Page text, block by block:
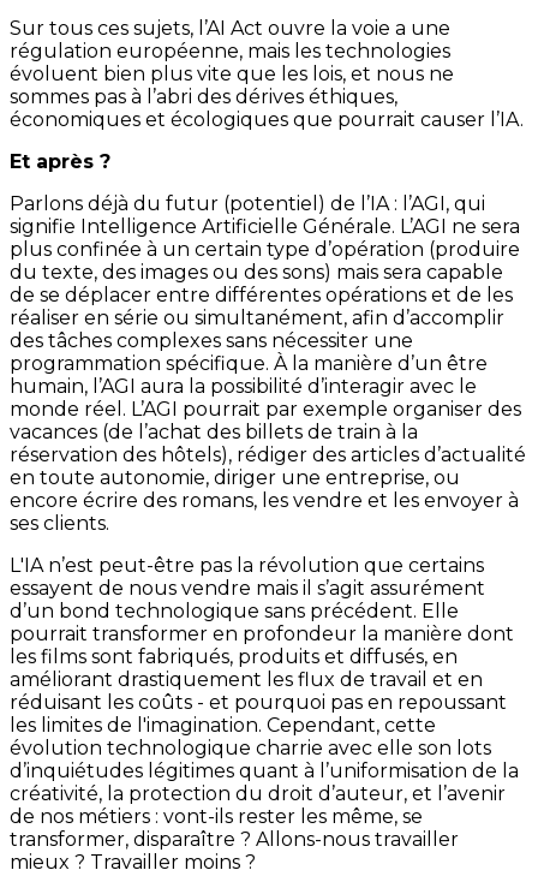
Sur tous ces sujets, l’AI Act ouvre la voie a une
régulation européenne, mais les technologies
évoluent bien plus vite que les lois, et nous ne
sommes pas à l’abri des dérives éthiques,
économiques et écologiques que pourrait causer l’IA.
Et après ?
Parlons déjà du futur (potentiel) de l’IA : l’AGI, qui
signifie Intelligence Artificielle Générale. L’AGI ne sera
plus confinée à un certain type d’opération (produire
du texte, des images ou des sons) mais sera capable
de se déplacer entre différentes opérations et de les
réaliser en série ou simultanément, afin d’accomplir
des tâches complexes sans nécessiter une
programmation spécifique. À la manière d’un être
humain, l’AGI aura la possibilité d’interagir avec le
monde réel. L’AGI pourrait par exemple organiser des
vacances (de l’achat des billets de train à la
réservation des hôtels), rédiger des articles d’actualité
en toute autonomie, diriger une entreprise, ou
encore écrire des romans, les vendre et les envoyer à
ses clients.
L'IA n’est peut-être pas la révolution que certains
essayent de nous vendre mais il s’agit assurément
d’un bond technologique sans précédent. Elle
pourrait transformer en profondeur la manière dont
les films sont fabriqués, produits et diffusés, en
améliorant drastiquement les flux de travail et en
réduisant les coûts - et pourquoi pas en repoussant
les limites de l'imagination. Cependant, cette
évolution technologique charrie avec elle son lots
d’inquiétudes légitimes quant à l’uniformisation de la
créativité, la protection du droit d’auteur, et l’avenir
de nos métiers : vont-ils rester les même, se
transformer, disparaître ? Allons-nous travailler
mieux ? Travailler moins ?